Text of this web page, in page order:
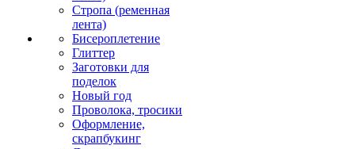
Стропа (ременная
лента)
Бисероплетение
Глиттер
Заготовки для
поделок
Новый год
Проволока, тросики
Оформление,
скрапбукинг